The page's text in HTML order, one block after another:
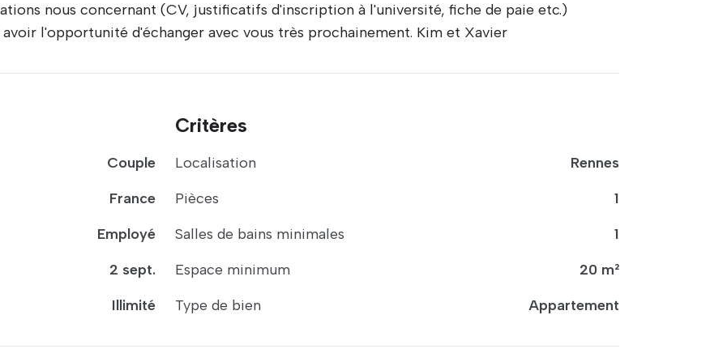
nous concernant (CV, justificatifs d'inscription à l'université, fiche de paie etc.)
l'opportunité d'échanger avec vous très prochainement. Kim et Xavier
Couple
France
Employé
2 sept.
Illimité
Critères
Localisation
Rennes
Pièces
1
Salles de bains minimales
1
Espace minimum
20 m²
Type de bien
Appartement